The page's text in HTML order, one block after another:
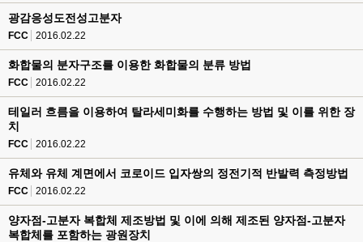
광감응성도전성고분자
FCC 2016.02.22
화합물의 분자구조를 이용한 화합물의 분류 방법
FCC 2016.02.22
테일러 흐름을 이용하여 탈라세미화를 수행하는 방법 및 이를 위한 장
치
FCC 2016.02.22
유체와 유체 계면에서 코로이드 입자쌍의 정전기적 반발력 측정방법
FCC 2016.02.22
양자점-고분자 복합체 제조방법 및 이에 의해 제조된 양자점-고분자
복합체를 포함하는 광원장치